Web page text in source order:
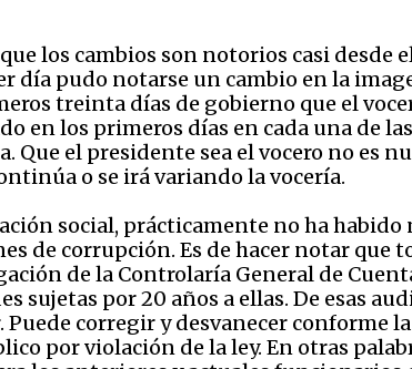
los cambios son notorios casi desde
día pudo notarse un cambio en la
treinta días de gobierno que el
en los primeros días en cada una de
el presidente sea el vocero no es
o se irá variando la vocería.
social, prácticamente no ha
de corrupción. Es de hacer notar que
de la Controlaría General de
sujetas por 20 años a ellas. De esas
corregir y desvanecer conforme
por violación de la ley. En otras